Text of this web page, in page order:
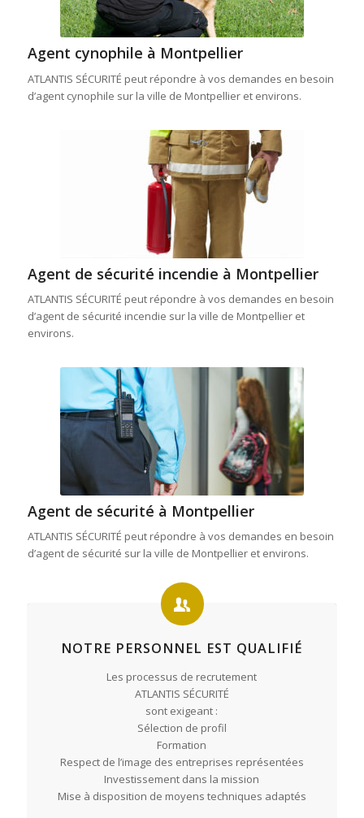
Agent cynophile à Montpellier
ATLANTIS SÉCURITÉ peut répondre à vos demandes en besoin
d’agent cynophile sur la ville de Montpellier et environs.
Agent de sécurité incendie à Montpellier
ATLANTIS SÉCURITÉ peut répondre à vos demandes en besoin
d’agent de sécurité incendie sur la ville de Montpellier et
environs.
Agent de sécurité à Montpellier
ATLANTIS SÉCURITÉ peut répondre à vos demandes en besoin
d’agent de sécurité sur la ville de Montpellier et environs.
NOTRE PERSONNEL EST QUALIFIÉ
Les processus de recrutement
ATLANTIS SÉCURITÉ
sont exigeant :
Sélection de profil
Formation
Respect de l’image des entreprises représentées
Investissement dans la mission
Mise à disposition de moyens techniques adaptés